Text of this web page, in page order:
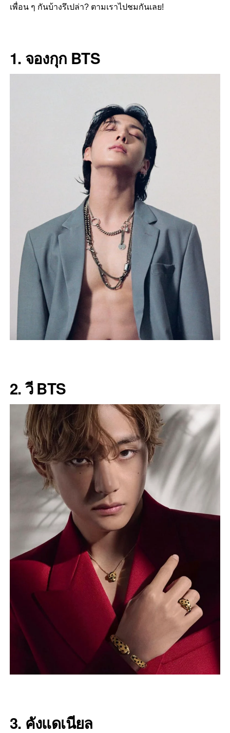
เพื่อน ๆ กันบ้างรึเปล่า? ตามเราไปชมกันเลย!
1. จองกุก BTS
2. วี BTS
3. คังแดเนียล